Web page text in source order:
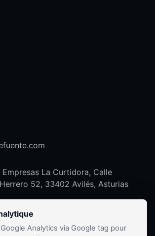
La Curtidora, Calle
52, 33402 Avilés, Asturias
Analytics via Google tag pour